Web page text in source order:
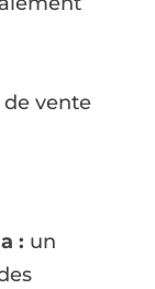
vente
: un